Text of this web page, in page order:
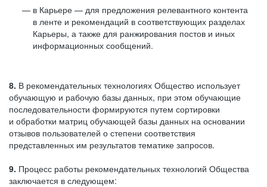
в Карьере — для предложения релевантного контента
в ленте и рекомендаций в соответствующих разделах
Карьеры, а также для ранжирования постов и иных
информационных сообщений.
8. В рекомендательных технологиях Общество использует
обучающую и рабочую базы данных, при этом обучающие
последовательности формируются путем сортировки
и обработки матриц обучающей базы данных на основании
отзывов пользователей о степени соответствия
представленных им результатов тематике запросов.
9. Процесс работы рекомендательных технологий Общества
заключается в следующем: